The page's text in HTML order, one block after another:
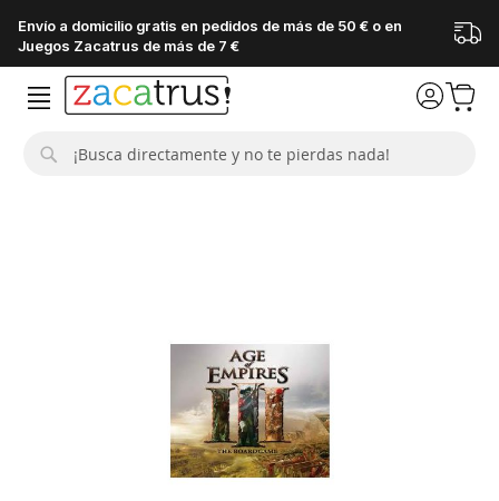
Envío a domicilio gratis en pedidos de más de 50 € o en
Juegos Zacatrus de más de 7 €